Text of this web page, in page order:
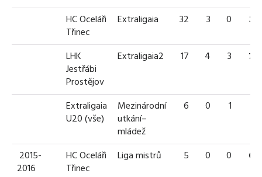
HC Oceláři
Třinec
Extraligaia 32 3 0 3
LHK
Jestřábi
Prostějov
Extraligaia2 17 4 3 7
Extraligaia
U20 (vše)
Mezinárodní
utkání–
mládež
6 0 1
2015-
2016
HC Oceláři
Třinec
Liga mistrů 5 0 0 0